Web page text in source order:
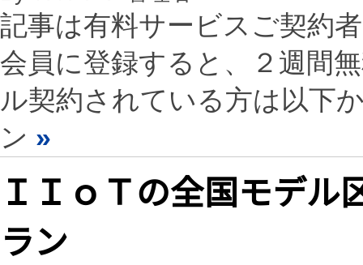
記事は有料サービスご契約
会員に登録すると、２週間
ル契約されている方は以下
ン »
ＩＩｏＴの全国モデル
ラン